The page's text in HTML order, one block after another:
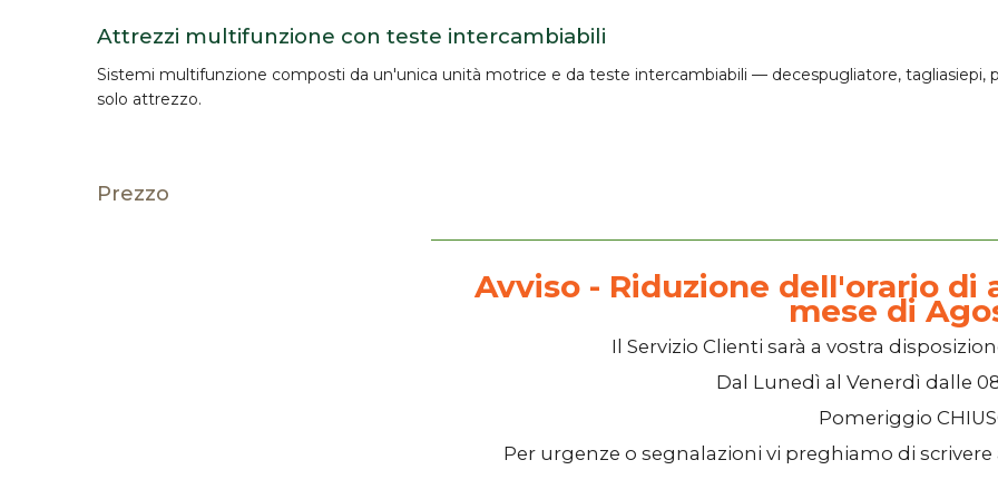
Attrezzi multifunzione con teste intercambiabili
Sistemi multifunzione composti da un'unica unità motrice e da teste intercambiabili — decespugliatore, tagliasiepi,
solo attrezzo.
Prezzo
Avviso - Riduzione dell'orario di
mese di
Il Servizio Clienti sarà a vostra
Dal Lunedì al Venerdì dalle
Pomeriggio
Per urgenze o segnalazioni vi preghiamo di scrivere